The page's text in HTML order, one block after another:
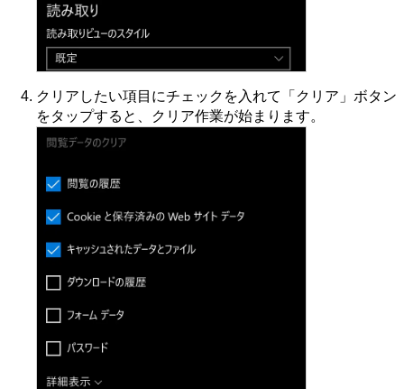
クリアしたい項目にチェックを入れて「クリア」ボタン
をタップすると、クリア作業が始まります。